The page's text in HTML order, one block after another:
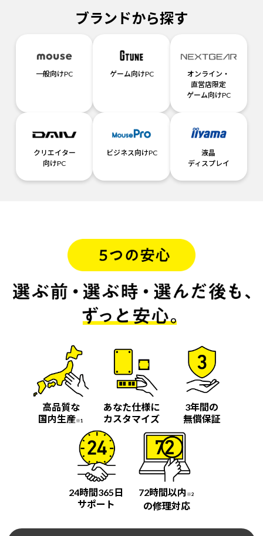
ブランドから探す
一般向けPC ゲーム向けPC
オンライン・
直営店限定
ゲーム向けPC
クリエイター
向けPC
ビジネス向けPC
液晶
ディスプレイ
高品質な
国内生産※1
あなた仕様に
カスタマイズ
3年間の
無償保証
24時間365日
サポート
72時間以内 ※2
の修理対応